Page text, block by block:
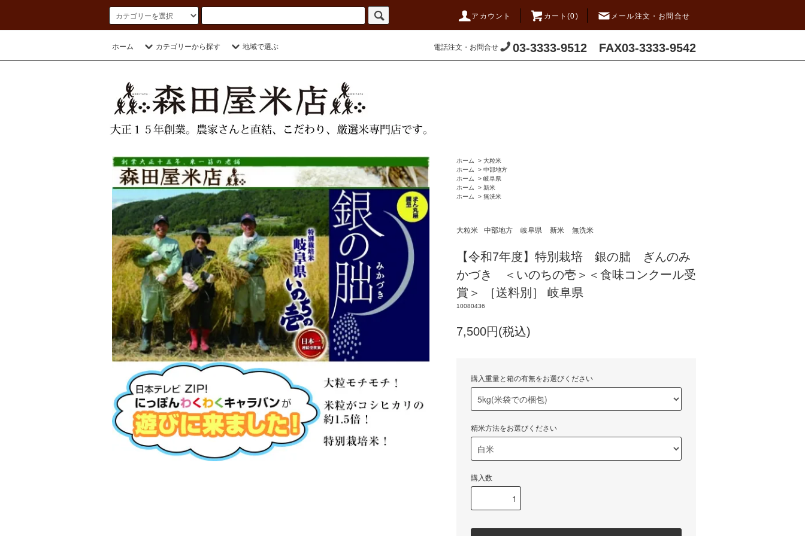
アカウント カート(0) メール注文・お問合せ
ホーム カテゴリーから探す 地域で選ぶ 電話注文・お問合せ 03-3333-9512 FAX03-3333-9542
ホーム > 大粒米
ホーム
> 中部地方
ホーム
> 岐阜県
ホーム
> 新米
ホーム
> 無洗米
大粒米 中部地方 岐阜県 新米 無洗米
【令和7年度】特別栽培 銀の朏 ぎんのみ
かづき ＜いのちの壱＞＜食味コンクール受
賞＞ ［送料別］ 岐阜県
10080436
7,500円(税込)
購入重量と箱の有無をお選びください
精米方法をお選びください
購入数